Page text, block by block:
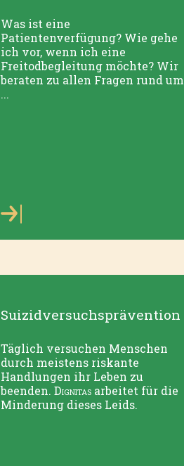
Was ist eine
Patientenverfügung? Wie gehe
ich vor, wenn ich eine
Freitodbegleitung möchte? Wir
beraten zu allen Fragen rund um
...
Suizidversuchsprävention
Täglich versuchen Menschen
durch meistens riskante
Handlungen ihr Leben zu
beenden. Dignitas arbeitet für die
Minderung dieses Leids.